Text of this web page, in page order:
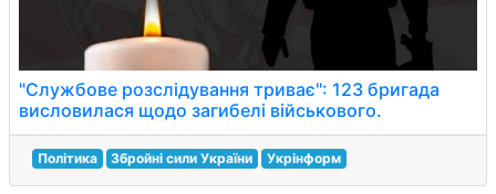
"Службове розслідування триває": 123 бригада
висловилася щодо загибелі військового.
Політика Збройні сили України Укрінформ